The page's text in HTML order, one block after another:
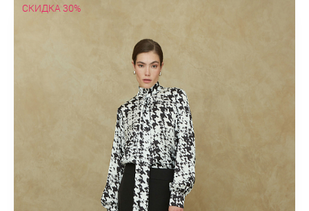
СКИДКА 30%